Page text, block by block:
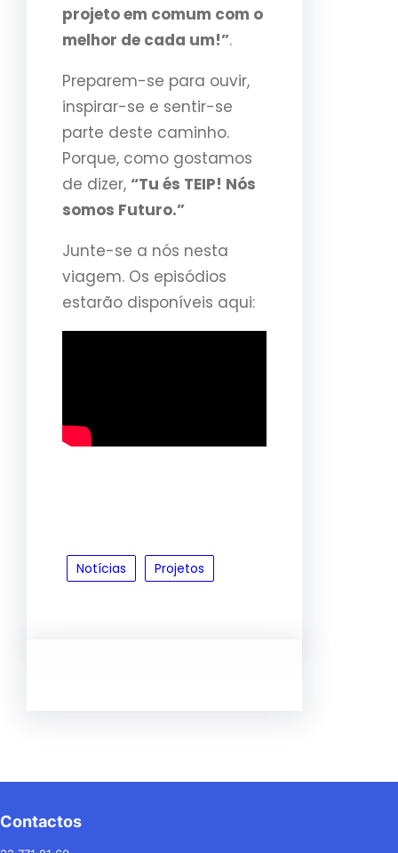
projeto em comum com o
melhor de cada um!”.
Preparem-se para ouvir,
inspirar-se e sentir-se
parte deste caminho.
Porque, como gostamos
de dizer, “Tu és TEIP! Nós
somos Futuro.”
Junte-se a nós nesta
viagem. Os episódios
estarão disponíveis aqui:
Notícias Projetos
Contactos